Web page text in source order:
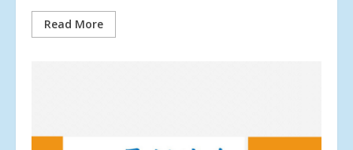
Read More